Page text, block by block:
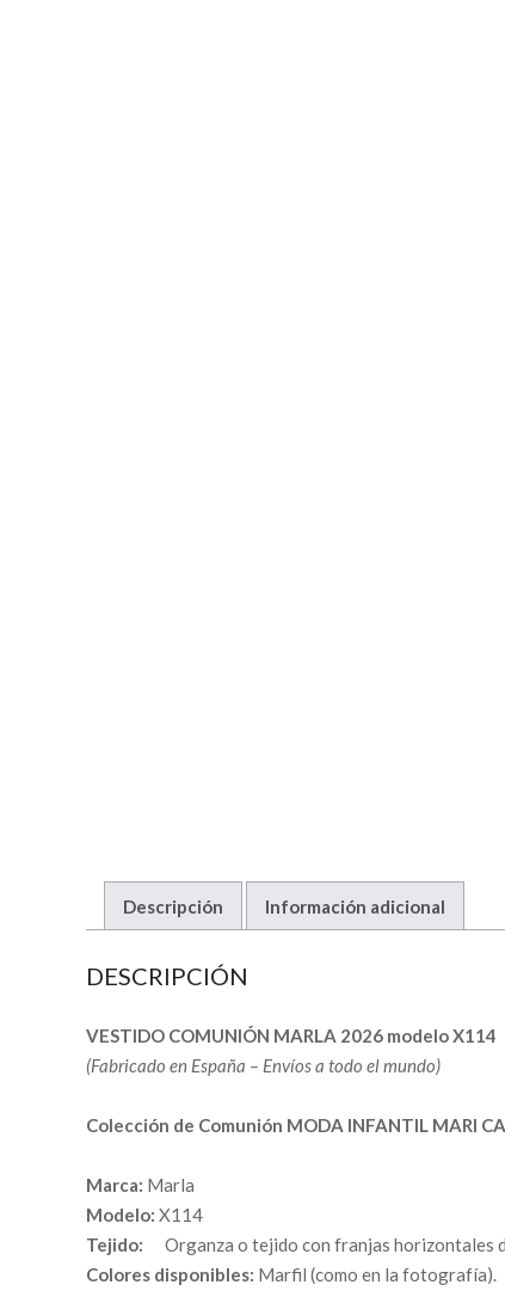
Descripción Información adicional
DESCRIPCIÓN
VESTIDO COMUNIÓN MARLA 2026 modelo X114
(Fabricado en España – Envíos a todo el mundo)
Colección de Comunión MODA INFANTIL MARI
Marca: Marla
Modelo: X114
Tejido: Organza o tejido con franjas horizontales
Colores disponibles: Marfil (como en la fotografía).